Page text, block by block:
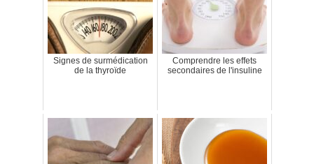
Signes de surmédication
de la thyroïde
Comprendre les effets
secondaires de l'insuline